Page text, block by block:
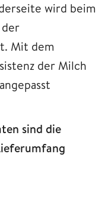
wird beim
Mit dem
der Milch
sind die